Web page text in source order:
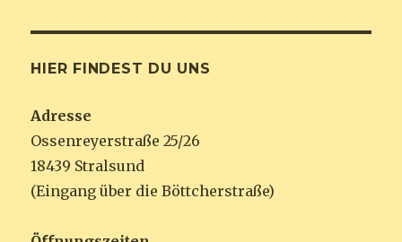
HIER FINDEST DU UNS
Adresse
Ossenreyerstraße 25/26
18439 Stralsund
(Eingang über die Böttcherstraße)